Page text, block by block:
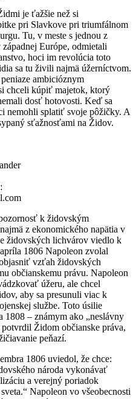
je ťažšie než si
pri Slavkove pri triumfálnom
Tu, v meste s jednou z
Európe, odmietali
hoci im revolúcia toto
sa tu živili najmä úžerníctvom.
ambicióznym
chceli kúpiť majetok, ktorý
dosť hotovosti. Keď sa
nemohli splatiť svoje pôžičky. A
sťažnosťami na Židov.
k židovským
z ekonomického napätia v
židovských lichvárov viedlo k
1806 Napoleon zvolal
vzťah židovských
občianskemu právu. Napoleon
úžeru, ale chcel
aby sa presunuli viac k
službe. Toto úsilie
– známym ako „neslávny
Židom občianske práva,
peňazí.
1806 uviedol, že chce:
národa vykonávať
a verejný poriadok
Napoleon vo všeobecnosti